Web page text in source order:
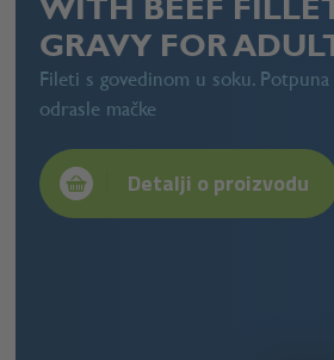
WITH BEEF
GRAVY FOR
Fileti s govedinom u soku. Potpuna
odrasle mačke
Detalji o proizvodu